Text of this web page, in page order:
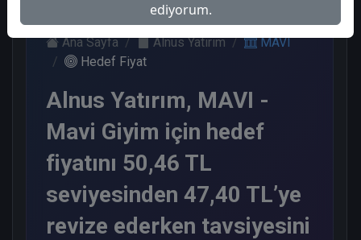
Ana Sayfa Alnus Yatırım
MAVI
Hedef Fiyat
Alnus Yatırım, MAVI -
Mavi Giyim için hedef
fiyatını 50,46 TL
seviyesinden 47,40 TL’ye
revize ederken tavsiyesini
ediyorum.